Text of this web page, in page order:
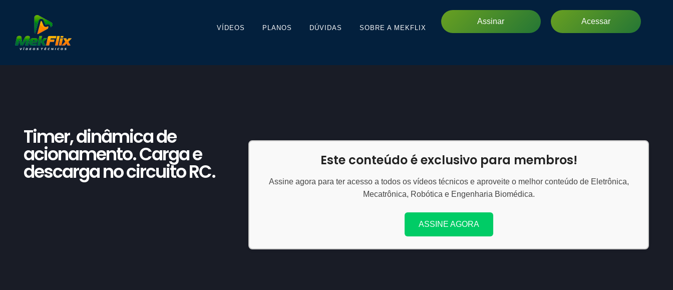
VÍDEOS PLANOS DÚVIDAS SOBRE A MEKFLIX
Assinar Acessar
Timer, dinâmica de
acionamento. Carga e
descarga no circuito RC. Este conteúdo é exclusivo para membros!
Assine agora para ter acesso a todos os vídeos técnicos e aproveite o melhor conteúdo de Eletrônica,
Mecatrônica, Robótica e Engenharia Biomédica.
ASSINE AGORA